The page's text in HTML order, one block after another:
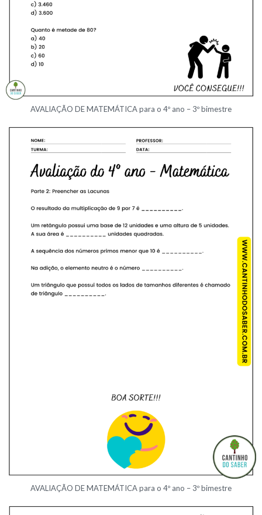
AVALIAÇÃO DE MATEMÁTICA para o 4º ano – 3º bimestre
AVALIAÇÃO DE MATEMÁTICA para o 4º ano – 3º bimestre